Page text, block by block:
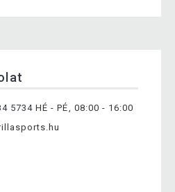
5734 HÉ - PÉ, 08:00 - 16:00